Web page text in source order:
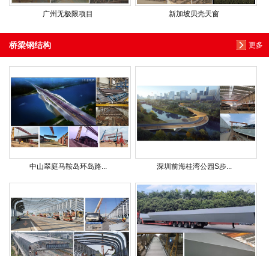
广州无极限项目 新加坡贝壳天窗
更多
桥梁钢结构
中山翠庭马鞍岛环岛路... 深圳前海桂湾公园S步...